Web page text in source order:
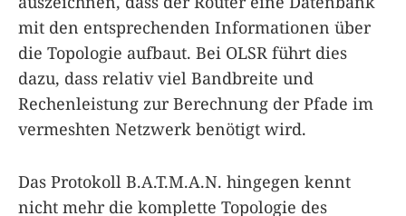
mit den entsprechenden Informationen über
die Topologie aufbaut. Bei OLSR führt dies
dazu, dass relativ viel Bandbreite und
Rechenleistung zur Berechnung der Pfade im
vermeshten Netzwerk benötigt wird.
Das Protokoll B.A.T.M.A.N. hingegen kennt
nicht mehr die komplette Topologie des